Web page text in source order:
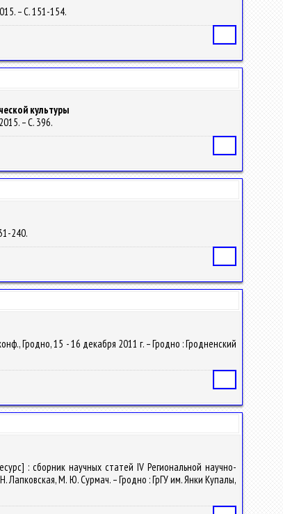
– С. 151-154.
культуры
– С. 396.
240.
Гродно, 15 - 16 декабря 2011 г. – Гродно : Гродненский
: сборник научных статей IV Региональной научно-
М. Ю. Сурмач. – Гродно : ГрГУ им. Янки Купалы,